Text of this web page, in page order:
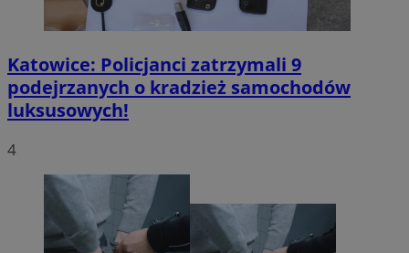
Katowice: Policjanci zatrzymali 9
podejrzanych o kradzież samochodów
luksusowych!
4